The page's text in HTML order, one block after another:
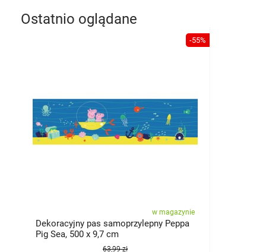
Ostatnio oglądane
-55%
w magazynie
Dekoracyjny pas samoprzylepny Peppa
Pig Sea, 500 x 9,7 cm
63,99 zł